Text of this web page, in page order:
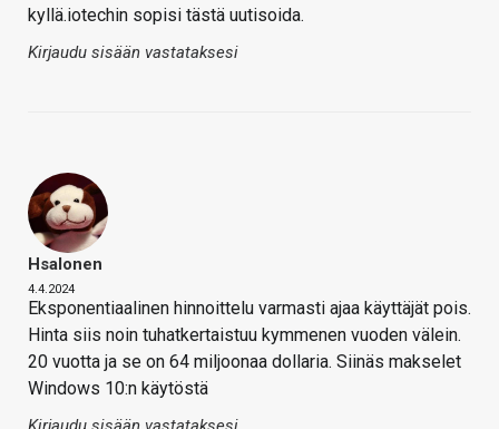
kyllä.iotechin sopisi tästä uutisoida.
Kirjaudu sisään vastataksesi
Hsalonen
4.4.2024
Eksponentiaalinen hinnoittelu varmasti ajaa käyttäjät pois.
Hinta siis noin tuhatkertaistuu kymmenen vuoden välein.
20 vuotta ja se on 64 miljoonaa dollaria. Siinäs makselet
Windows 10:n käytöstä